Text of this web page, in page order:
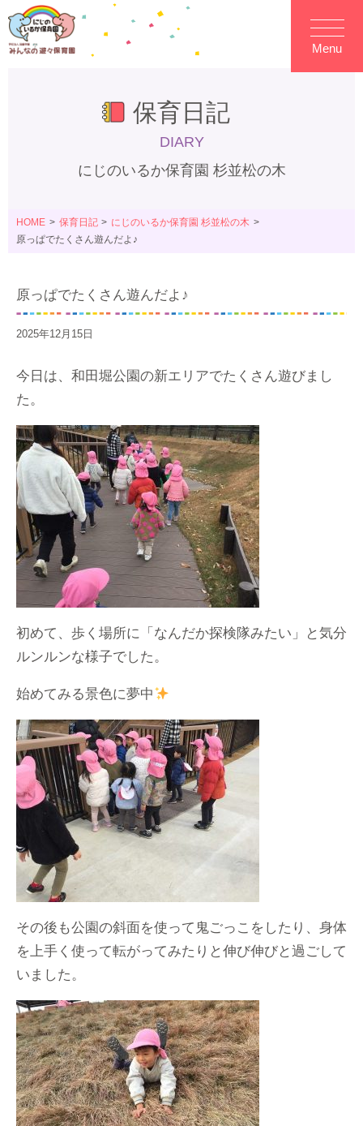
Menu
保育日記
DIARY
にじのいるか保育園 杉並松の木
HOME 保育日記
にじのいるか保育園 杉並松の木
原っぱでたくさん遊んだよ♪
原っぱでたくさん遊んだよ♪
2025年12月15日
今日は、和田堀公園の新エリアでたくさん遊びまし
た。
初めて、歩く場所に「なんだか探検隊みたい」と気分
ルンルンな様子でした。
始めてみる景色に夢中
その後も公園の斜面を使って鬼ごっこをしたり、身体
を上手く使って転がってみたりと伸び伸びと過ごして
いました。